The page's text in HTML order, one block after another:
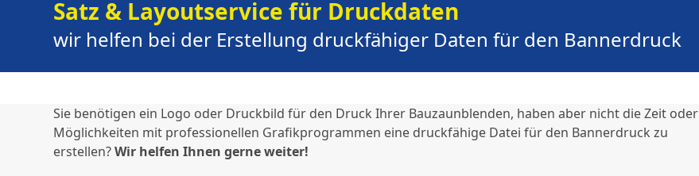
Satz & Layoutservice für Druckdaten
wir helfen bei der Erstellung druckfähiger Daten für den Bannerdruck
Sie benötigen ein Logo oder Druckbild für den Druck Ihrer Bauzaunblenden, haben aber nicht die Zeit oder
Möglichkeiten mit professionellen Grafikprogrammen eine druckfähige Datei für den Bannerdruck zu
erstellen?Wir helfen Ihnen gerne weiter!